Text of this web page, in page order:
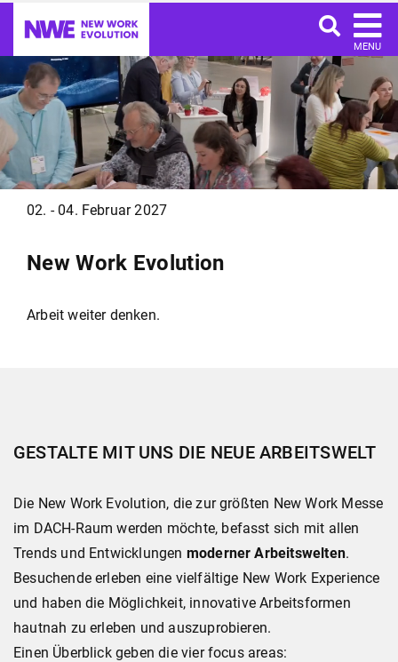
MENU
02. - 04. Februar 2027
New Work Evolution
Arbeit weiter denken.
GESTALTE MIT UNS DIE NEUE ARBEITSWELT
Die New Work Evolution, die zur größten New Work Messe
im DACH-Raum werden möchte, befasst sich mit allen
Trends und Entwicklungen moderner Arbeitswelten.
Besuchende erleben eine vielfältige New Work Experience
und haben die Möglichkeit, innovative Arbeitsformen
hautnah zu erleben und auszuprobieren.
Einen Überblick geben die vier focus areas: